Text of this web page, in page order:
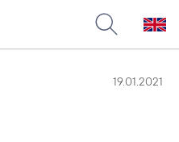
19.01.2021